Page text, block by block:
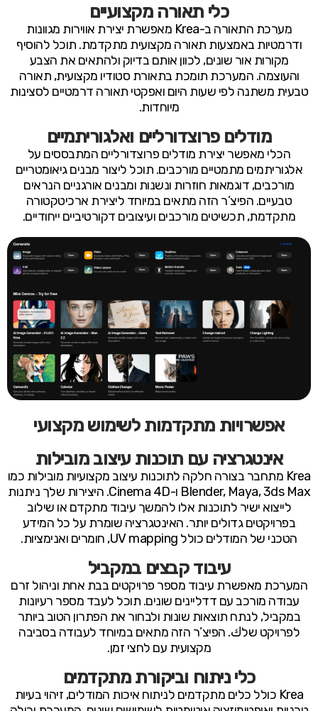
כלי תאורה מקצועיים
מערכת התאורה ב-Krea מאפשרת יצירת אווירות מגוונות
ודרמטיות באמצעות תאורה מקצועית מתקדמת. תוכל להוסיף
מקורות אור שונים, לכוון אותם בדיוק ולהתאים את הצבע
והעוצמה. המערכת תומכת בתאורת סטודיו מקצועית, תאורה
טבעית משתנה לפי שעות היום ואפקטי תאורה דרמטיים לסצינות
מיוחדות.
מודלים פרוצדורליים ואלגוריתמיים
הכלי מאפשר יצירת מודלים פרוצדורליים המתבססים על
אלגוריתמים מתמטיים מורכבים. תוכל ליצור מבנים גיאומטריים
מורכבים, דוגמאות חוזרות ונשנות ומבנים אורגניים הנראים
טבעיים. הפיצ’ר הזה מתאים במיוחד ליצירת ארכיטקטורה
מתקדמת, תכשיטים מורכבים ועיצובים דקורטיביים ייחודיים.
אפשרויות מתקדמות לשימוש מקצועי
אינטגרציה עם תוכנות עיצוב מובילות
Krea מתחבר בצורה חלקה לתוכנות עיצוב מקצועיות מובילות כמו
Blender, Maya, 3ds Max ו-Cinema 4D. היצירות שלך ניתנות
לייצוא ישיר לתוכנות אלו להמשך עיבוד מתקדם או שילוב
בפרויקטים גדולים יותר. האינטגרציה שומרת על כל המידע
הטכני של המודלים כולל UV mapping, חומרים ואנימציות.
עיבוד קבצים במקביל
המערכת מאפשרת עיבוד מספר פרויקטים בבת אחת וניהול זרם
עבודה מורכב עם דדליינים שונים. תוכל לעבד מספר רעיונות
במקביל, לנתח תוצאות שונות ולבחור את הפתרון הטוב ביותר
לפרויקט שלك. הפיצ’ר הזה מתאים במיוחד לעבודה בסביבה
מקצועית עם לחצי זמן.
כלי ניתוח וביקורת מתקדמים
Krea כולל כלים מתקדמים לניתוח איכות המודלים, זיהוי בעיות